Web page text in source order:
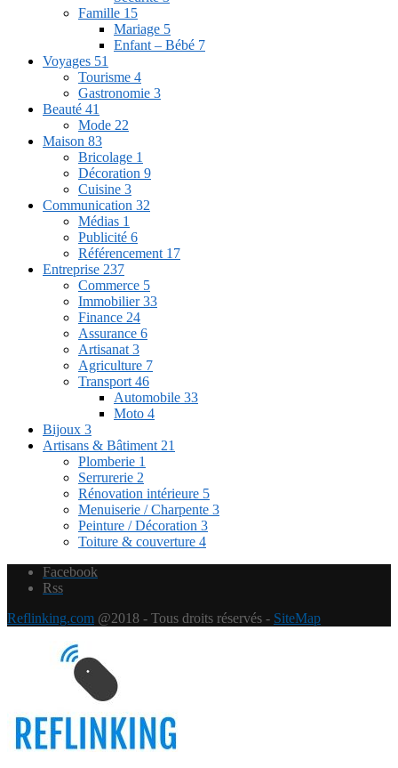
Famille 15
Mariage 5
Enfant – Bébé 7
Voyages 51
Tourisme 4
Gastronomie 3
Beauté 41
Mode 22
Maison 83
Bricolage 1
Décoration 9
Cuisine 3
Communication 32
Médias 1
Publicité 6
Référencement 17
Entreprise 237
Commerce 5
Immobilier33
Finance 24
Assurance 6
Artisanat 3
Agriculture 7
Transport 46
Automobile 33
Moto 4
Bijoux 3
Artisans & Bâtiment 21
Plomberie 1
Serrurerie 2
Rénovation intérieure 5
Menuiserie / Charpente 3
Peinture / Décoration 3
Toiture & couverture 4
Facebook
Rss
Reflinking.com @2018 - Tous droits réservés - SiteMap